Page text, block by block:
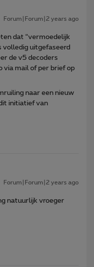
Forum|Forum|2 years ago
dat “vermoedelijk
volledig uitgefaseerd
de v5 decoders
via mail of per brief op
naar een nieuw
initiatief van
Forum|Forum|2 years ago
natuurlijk vroeger